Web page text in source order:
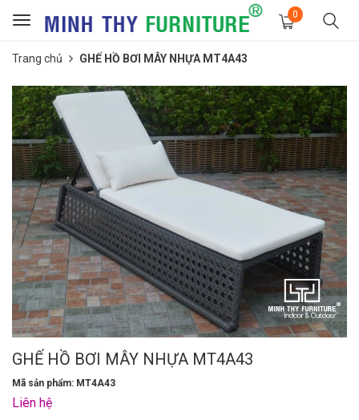
Toggle
0
Trang chủ GHẾ HỒ BƠI MÂY NHỰA MT4A43
GHẾ HỒ BƠI MÂY NHỰA MT4A43
Mã sản phẩm: MT4A43
Liên hệ